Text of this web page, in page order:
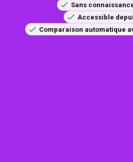
Sans
Accessible
Comparaison automatique